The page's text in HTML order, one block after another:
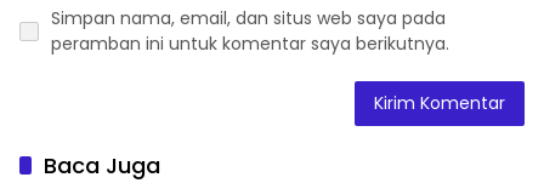
Simpan nama, email, dan situs web saya pada
peramban ini untuk komentar saya berikutnya.
Baca Juga